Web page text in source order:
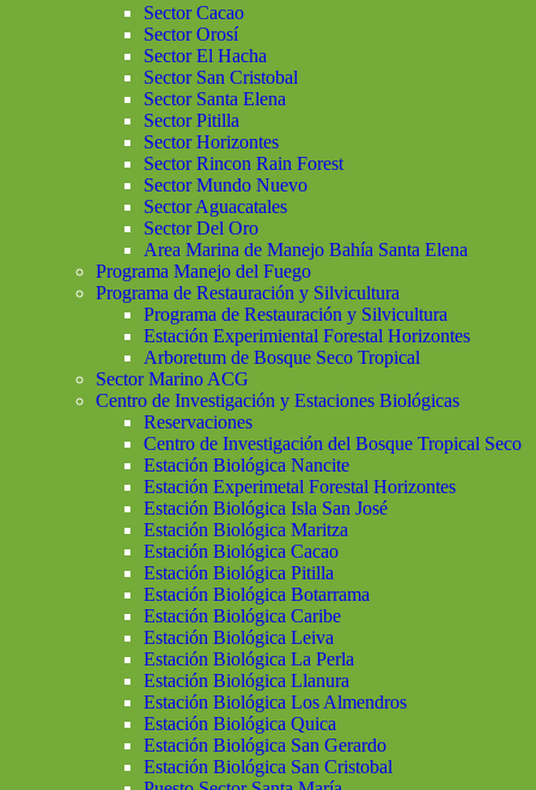
Sector Cacao
Sector Orosí
Sector El Hacha
Sector San Cristobal
Sector Santa Elena
Sector Pitilla
Sector Horizontes
Sector Rincon Rain Forest
Sector Mundo Nuevo
Sector Aguacatales
Sector Del Oro
Area Marina de Manejo Bahía Santa Elena
Programa Manejo del Fuego
Programa de Restauración y Silvicultura
Programa de Restauración y Silvicultura
Estación Experimiental Forestal Horizontes
Arboretum de Bosque Seco Tropical
Sector Marino ACG
Centro de Investigación y Estaciones Biológicas
Reservaciones
Centro de Investigación del Bosque Tropical Seco
Estación Biológica Nancite
Estación Experimetal Forestal Horizontes
Estación Biológica Isla San José
Estación Biológica Maritza
Estación Biológica Cacao
Estación Biológica Pitilla
Estación Biológica Botarrama
Estación Biológica Caribe
Estación Biológica Leiva
Estación Biológica La Perla
Estación Biológica Llanura
Estación Biológica Los Almendros
Estación Biológica Quica
Estación Biológica San Gerardo
Estación Biológica San Cristobal